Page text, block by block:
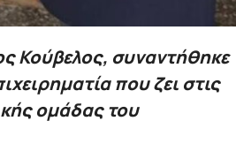
Κούβελος, συναντήθηκε
που ζει στις
ομάδας του